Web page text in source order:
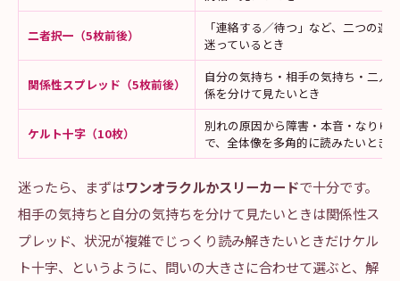
二者択一（5枚前後）
「連絡する／待つ」など、二つの選
迷っているとき
関係性スプレッド（5枚前後）
自分の気持ち・相手の気持ち・二人
係を分けて見たいとき
ケルト十字（10枚）
別れの原因から障害・本音・なりゆ
で、全体像を多角的に読みたいとき
迷ったら、まずはワンオラクルかスリーカードで十分です。
相手の気持ちと自分の気持ちを分けて見たいときは関係性ス
プレッド、状況が複雑でじっくり読み解きたいときだけケル
ト十字、というように、問いの大きさに合わせて選ぶと、解